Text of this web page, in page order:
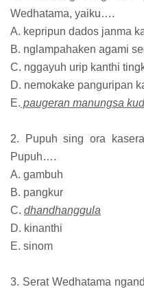
Wedhatama, yaiku….
A. kepripun dados janma
B. nglampahaken agami
C. nggayuh urip kanthi
D. nemokake panguripan
E. paugeran manungsa
2. Pupuh sing ora
Pupuh….
A. gambuh
B. pangkur
C. dhandhanggula
D. kinanthi
E. sinom
3. Serat Wedhatama